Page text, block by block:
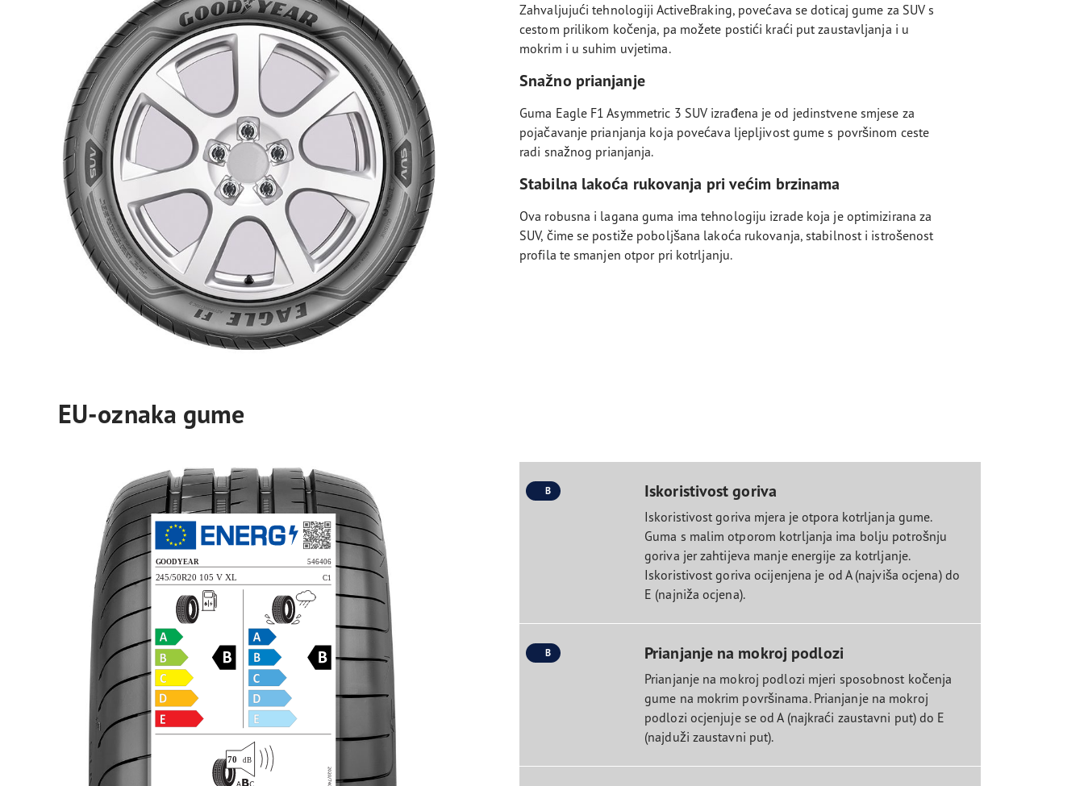
Zahvaljujući tehnologiji ActiveBraking, povećava se doticaj gume za SUV s
cestom prilikom kočenja, pa možete postići kraći put zaustavljanja i u
mokrim i u suhim uvjetima.
Snažno prianjanje
Guma Eagle F1 Asymmetric 3 SUV izrađena je od jedinstvene smjese za
pojačavanje prianjanja koja povećava ljepljivost gume s površinom ceste
radi snažnog prianjanja.
Stabilna lakoća rukovanja pri većim brzinama
Ova robusna i lagana guma ima tehnologiju izrade koja je optimizirana za
SUV, čime se postiže poboljšana lakoća rukovanja, stabilnost i istrošenost
profila te smanjen otpor pri kotrljanju.
EU-oznaka gume
B Iskoristivost goriva
Iskoristivost goriva mjera je otpora kotrljanja gume.
Guma s malim otporom kotrljanja ima bolju potrošnju
goriva jer zahtijeva manje energije za kotrljanje.
Iskoristivost goriva ocijenjena je od A (najviša ocjena) do
E (najniža ocjena).
B Prianjanje na mokroj podlozi
Prianjanje na mokroj podlozi mjeri sposobnost kočenja
gume na mokrim površinama. Prianjanje na mokroj
podlozi ocjenjuje se od A (najkraći zaustavni put) do E
(najduži zaustavni put).